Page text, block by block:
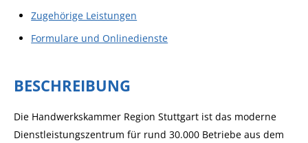
Zugehörige Leistungen
Formulare und Onlinedienste
BESCHREIBUNG
Die Handwerkskammer Region Stuttgart ist das moderne
Dienstleistungszentrum für rund 30.000 Betriebe aus dem